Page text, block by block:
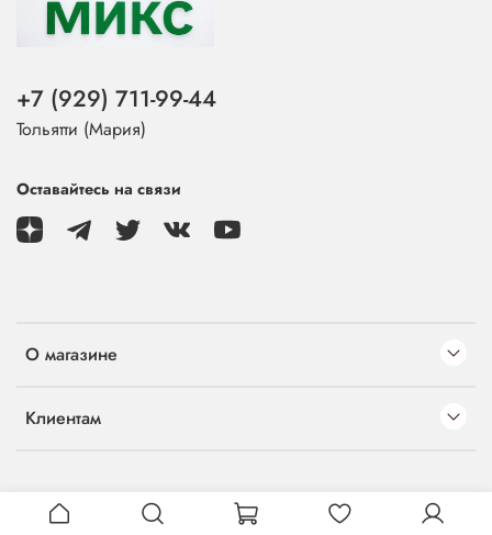
О магазине
Клиентам
+7 (929) 711-99-44
Тольятти (Мария)
Оставайтесь на связи